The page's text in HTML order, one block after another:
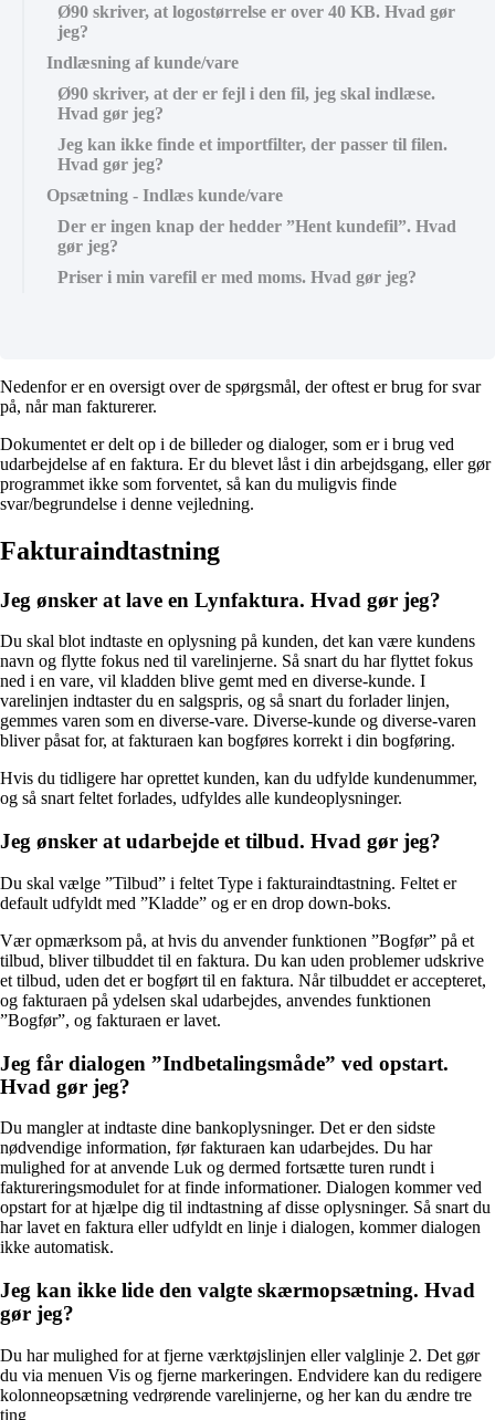
Ø90 skriver, at logostørrelse er over 40 KB. Hvad gør
jeg?
Indlæsning af kunde/vare
Ø90 skriver, at der er fejl i den fil, jeg skal indlæse.
Hvad gør jeg?
Jeg kan ikke finde et importfilter, der passer til filen.
Hvad gør jeg?
Opsætning - Indlæs kunde/vare
Der er ingen knap der hedder ”Hent kundefil”. Hvad
gør jeg?
Priser i min varefil er med moms. Hvad gør jeg?
Nedenfor er en oversigt over de spørgsmål, der oftest er brug for svar
på, når man fakturerer.
Dokumentet er delt op i de billeder og dialoger, som er i brug ved
udarbejdelse af en faktura. Er du blevet låst i din arbejdsgang, eller gør
programmet ikke som forventet, så kan du muligvis finde
svar/begrundelse i denne vejledning.
Fakturaindtastning
Jeg ønsker at lave en Lynfaktura. Hvad gør jeg?
Du skal blot indtaste en oplysning på kunden, det kan være kundens
navn og flytte fokus ned til varelinjerne. Så snart du har flyttet fokus
ned i en vare, vil kladden blive gemt med en diverse-kunde. I
varelinjen indtaster du en salgspris, og så snart du forlader linjen,
gemmes varen som en diverse-vare. Diverse-kunde og diverse-varen
bliver påsat for, at fakturaen kan bogføres korrekt i din bogføring.
Hvis du tidligere har oprettet kunden, kan du udfylde kundenummer,
og så snart feltet forlades, udfyldes alle kundeoplysninger.
Jeg ønsker at udarbejde et tilbud. Hvad gør jeg?
Du skal vælge ”Tilbud” i feltet Type i fakturaindtastning. Feltet er
default udfyldt med ”Kladde” og er en drop down-boks.
Vær opmærksom på, at hvis du anvender funktionen ”Bogfør” på et
tilbud, bliver tilbuddet til en faktura. Du kan uden problemer udskrive
et tilbud, uden det er bogført til en faktura. Når tilbuddet er accepteret,
og fakturaen på ydelsen skal udarbejdes, anvendes funktionen
”Bogfør”, og fakturaen er lavet.
Jeg får dialogen ”Indbetalingsmåde” ved opstart.
Hvad gør jeg?
Du mangler at indtaste dine bankoplysninger. Det er den sidste
nødvendige information, før fakturaen kan udarbejdes. Du har
mulighed for at anvende Luk og dermed fortsætte turen rundt i
faktureringsmodulet for at finde informationer. Dialogen kommer ved
opstart for at hjælpe dig til indtastning af disse oplysninger. Så snart du
har lavet en faktura eller udfyldt en linje i dialogen, kommer dialogen
ikke automatisk.
Jeg kan ikke lide den valgte skærmopsætning. Hvad
gør jeg?
Du har mulighed for at fjerne værktøjslinjen eller valglinje 2. Det gør
du via menuen Vis og fjerne markeringen. Endvidere kan du redigere
kolonneopsætning vedrørende varelinjerne, og her kan du ændre tre
ting